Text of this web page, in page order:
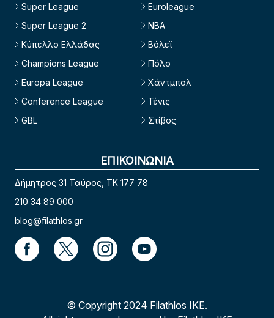
Super League
Super League 2
Κύπελλο Ελλάδας
Champions League
Europa League
Conference League
GBL
Euroleague
NBA
Βόλεϊ
Πόλο
Χάντμπολ
Τένις
Στίβος
ΕΠΙΚΟΙΝΩΝΙΑ
Δήμητρος 31 Ταύρος, TK 177 78
210 34 89 000
blog@filathlos.gr
© Copyright 2024 Filathlos ΙΚΕ.